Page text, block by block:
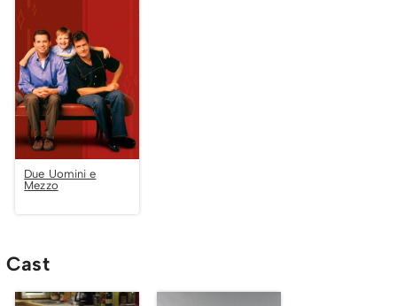
Due Uomini e
Mezzo
Cast